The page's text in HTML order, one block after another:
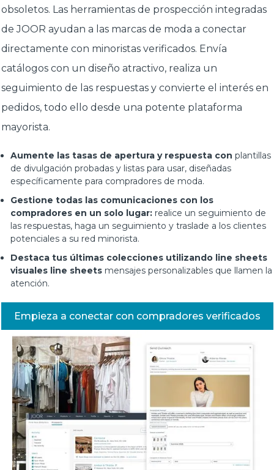
obsoletos. Las herramientas de prospección integradas
de JOOR ayudan a las marcas de moda a conectar
directamente con minoristas verificados. Envía
catálogos con un diseño atractivo, realiza un
seguimiento de las respuestas y convierte el interés en
pedidos, todo ello desde una potente plataforma
mayorista.
Aumente las tasas de apertura y respuesta con plantillas
de divulgación probadas y listas para usar, diseñadas
específicamente para compradores de moda.
Gestione todas las comunicaciones con los
compradores en un solo lugar:realice un seguimiento de
las respuestas, haga un seguimiento y traslade a los clientes
potenciales a su red minorista.
Destaca tus últimas colecciones utilizando line sheets
visuales line sheets mensajes personalizables que llamen la
atención.
Empieza a conectar con compradores verificados